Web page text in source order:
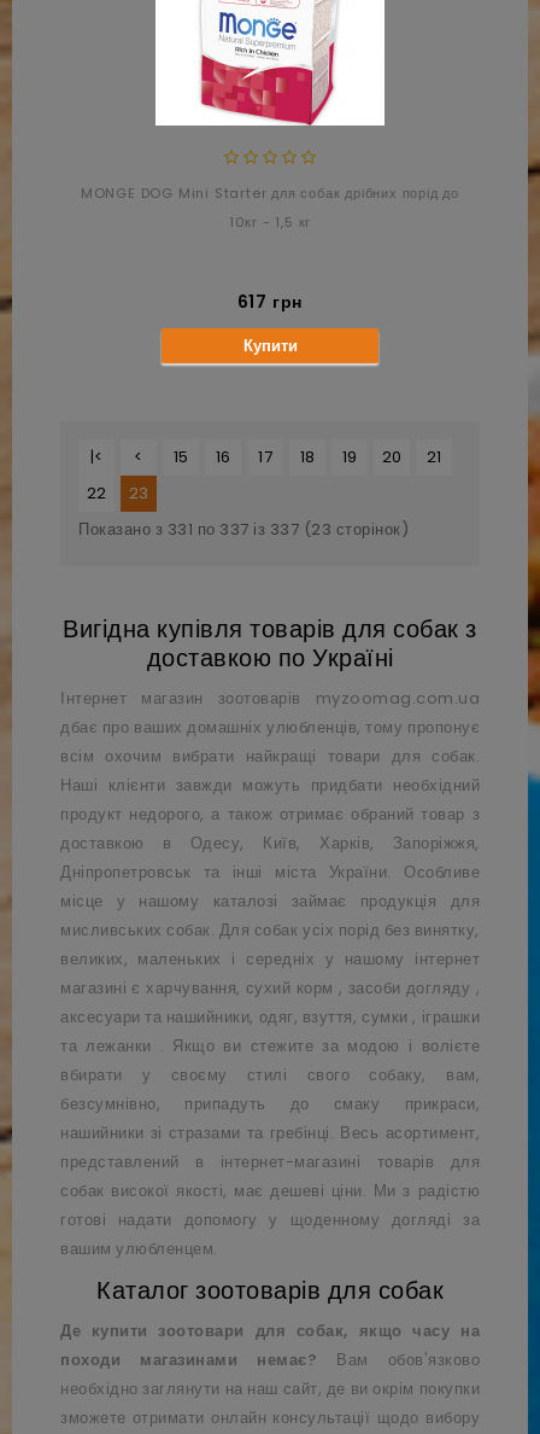
MONGE DOG Mini Starter для собак дрібних порід до
10кг - 1,5 кг
617 грн
Купити
|< < 15 16 17 18 19 20
21
22
23
Показано з 331 по 337 із 337 (23 сторінок)
Вигідна купівля товарів для собак з
доставкою по Україні
Інтернет магазин зоотоварів myzoomag.com.ua
дбає про ваших домашніх улюбленців, тому пропонує
всім охочим вибрати найкращі товари для собак.
Наші клієнти завжди можуть придбати необхідний
продукт недорого, а також отримає обраний товар з
доставкою в Одесу, Київ, Харків, Запоріжжя,
Дніпропетровськ та інші міста України. Особливе
місце у нашому каталозі займає продукція для
мисливських собак. Для собак усіх порід без винятку,
великих, маленьких і середніх у нашому інтернет
магазині є харчування, сухий корм , засоби догляду ,
аксесуари та нашийники, одяг, взуття, сумки , іграшки
талежанки . Якщо ви стежите за модою і волієте
вбирати у своєму стилі свого собаку, вам,
безсумнівно, припадуть до смаку прикраси,
нашийники зі стразами та гребінці. Весь асортимент,
представлений в інтернет-магазині товарів для
собак високої якості, має дешеві ціни. Ми з радістю
готові надати допомогу у щоденному догляді за
вашим улюбленцем.
Каталог зоотоварів для собак
Де купити зоотовари для собак, якщо часу на
походи магазинами немає? Вам обов'язково
необхідно заглянути на наш сайт, де ви окрім покупки
зможете отримати онлайн консультації щодо вибору